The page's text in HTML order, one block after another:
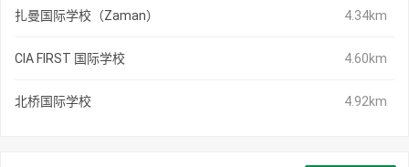
扎曼国际学校（Zaman） 4.34km
CIA FIRST 国际学校 4.60km
北桥国际学校 4.92km